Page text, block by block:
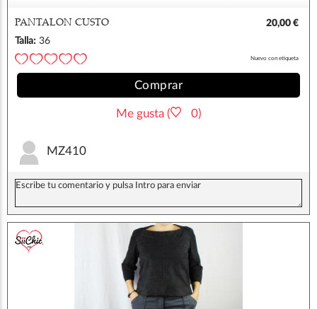
PANTALON CUSTO
20,00 €
Talla: 36
Nuevo con etiqueta
Comprar
Me gusta ( 0)
MZ410